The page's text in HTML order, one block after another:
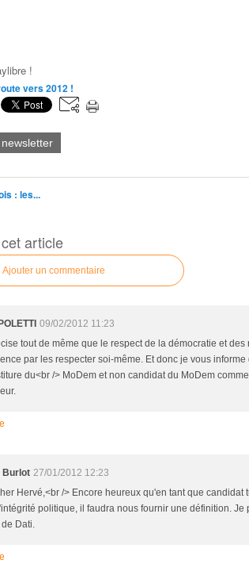
!
vers 2012 !
: les...
article
Ajouter un commentaire
09/02/2012 11:23
tout de même que le respect de la démocratie et des
par les respecter soi-même. Et donc je vous
du<br /> MoDem et non candidat du MoDem
Burlot 27/01/2012 12:23
Hervé,<br /> Encore heureux qu'en tant que candidat
politique, il faudra nous fournir une définition.
de Dati.